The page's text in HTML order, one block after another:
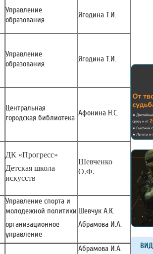
Управление
образования
Ягодина Т.И.
Управление
образования
Ягодина Т.И.
Центральная
городская библиотека
Афонина Н.С.
ДК «Прогресс»
Детская школа
искусств
Шевченко
О.Ф.
Управление спорта и
молодежной политики
организационное
управление
Шевчук А.К.
Абрамова И.А.
Абрамова И.А.